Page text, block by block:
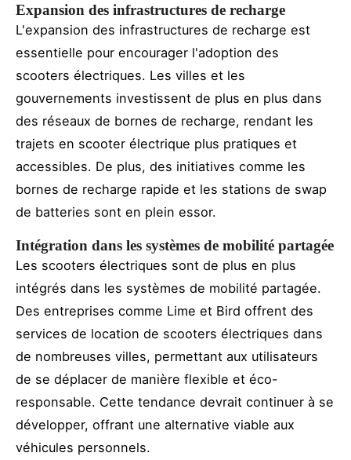
Expansion des infrastructures de recharge
L'expansion des infrastructures de recharge est
essentielle pour encourager l'adoption des
scooters électriques. Les villes et les
gouvernements investissent de plus en plus dans
des réseaux de bornes de recharge, rendant les
trajets en scooter électrique plus pratiques et
accessibles. De plus, des initiatives comme les
bornes de recharge rapide et les stations de swap
de batteries sont en plein essor.
Intégration dans les systèmes de mobilité partagée
Les scooters électriques sont de plus en plus
intégrés dans les systèmes de mobilité partagée.
Des entreprises comme Lime et Bird offrent des
services de location de scooters électriques dans
de nombreuses villes, permettant aux utilisateurs
de se déplacer de manière flexible et éco-
responsable. Cette tendance devrait continuer à se
développer, offrant une alternative viable aux
véhicules personnels.